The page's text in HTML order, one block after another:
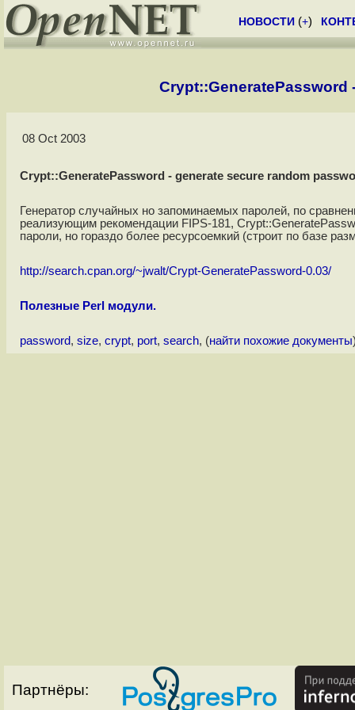
НОВОСТИ (+)
Crypt::GeneratePassword
08 Oct 2003
Crypt::GeneratePassword - generate secure random
Генератор случайных но запоминаемых паролей, по
реализующим рекомендации FIPS-181,
пароли, но гораздо более ресурсоемкий (строит по базе
http://search.cpan.org/~jwalt/Crypt-GeneratePassword-0.03/
Полезные Perl модули.
password, size, crypt, port, search, (найти похожие документы
Партнёры: